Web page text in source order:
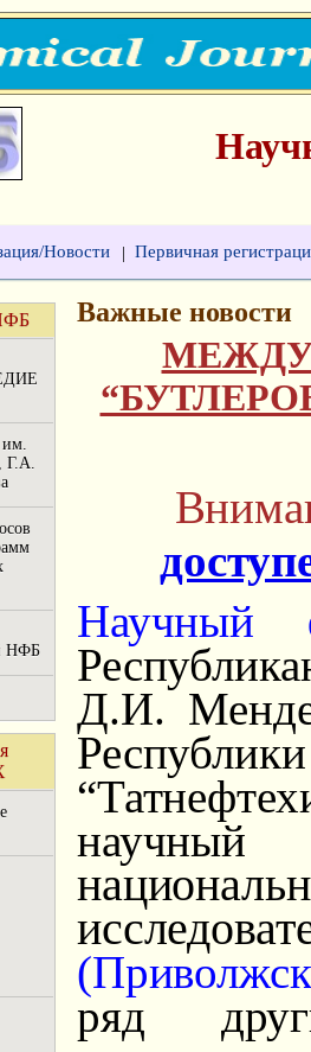
Новости | Первичная
Г.А.
НФБ
Важные новости
Научный
Д.И.
ряд